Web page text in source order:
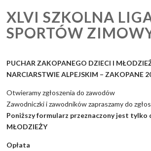
XLVI SZKOLNA
SPORTÓW
PUCHAR ZAKOPANEGO DZIECI I
NARCIARSTWIE ALPEJSKIM – ZAKOPANE
Otwieramy zgłoszenia do zawodów
Zawodniczki i zawodników zapraszamy do
Poniższy formularz przeznaczony jest tylko
MŁODZIEŻY
Opłata